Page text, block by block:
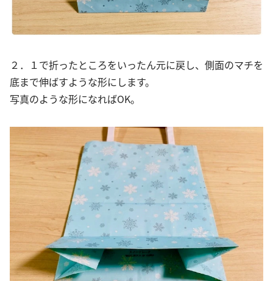
２．１で折ったところをいったん元に戻し、側面のマチを
底まで伸ばすような形にします。
写真のような形になればOK。